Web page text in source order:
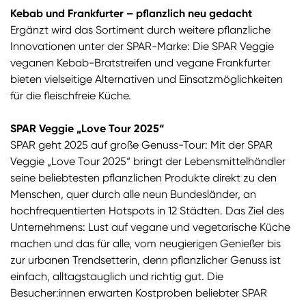
Kebab und Frankfurter – pflanzlich neu gedacht
Ergänzt wird das Sortiment durch weitere pflanzliche
Innovationen unter der SPAR-Marke: Die SPAR Veggie
veganen Kebab-Bratstreifen und vegane Frankfurter
bieten vielseitige Alternativen und Einsatzmöglichkeiten
für die fleischfreie Küche.
SPAR Veggie „Love Tour 2025“
SPAR geht 2025 auf große Genuss-Tour: Mit der SPAR
Veggie „Love Tour 2025“ bringt der Lebensmittelhändler
seine beliebtesten pflanzlichen Produkte direkt zu den
Menschen, quer durch alle neun Bundesländer, an
hochfrequentierten Hotspots in 12 Städten. Das Ziel des
Unternehmens: Lust auf vegane und vegetarische Küche
machen und das für alle, vom neugierigen Genießer bis
zur urbanen Trendsetterin, denn pflanzlicher Genuss ist
einfach, alltagstauglich und richtig gut. Die
Besucher:innen erwarten Kostproben beliebter SPAR